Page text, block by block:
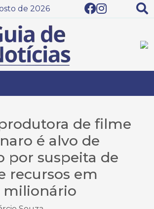
de 2026
de filme
é alvo de
por suspeita de
recursos em